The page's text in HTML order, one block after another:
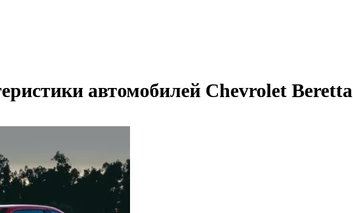
автомобилей Chevrolet Beretta